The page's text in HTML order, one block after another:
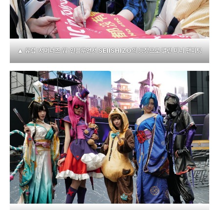
▲ 유럽 ‘서머너즈 워’ 인플루언서 SEIISHIZO의 등장으로 열린 미니 팬미팅